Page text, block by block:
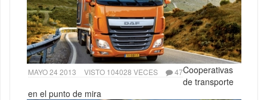
MAYO 24 2013 VISTO 104028 VECES 47Cooperativas
de transporte
en el punto de mira